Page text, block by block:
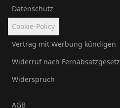
Datenschutz
Cookie-Policy
Vertrag mit Werbung kündigen
Widerruf nach Fernabsatzgesetz
Widerspruch
AGB